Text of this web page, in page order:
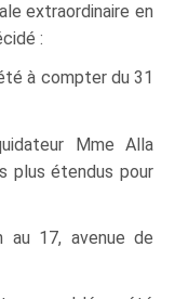
extraordinaire en
:
à compter du 31
Mme Alla
plus étendus pour
17, avenue de